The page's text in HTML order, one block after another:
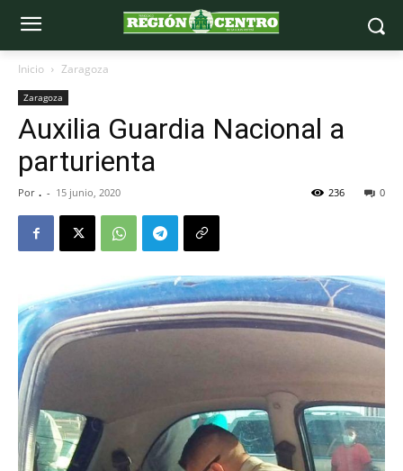
Inicio Zaragoza
Zaragoza
Auxilia Guardia Nacional a
parturienta
Por . - 15 junio, 2020 0
236